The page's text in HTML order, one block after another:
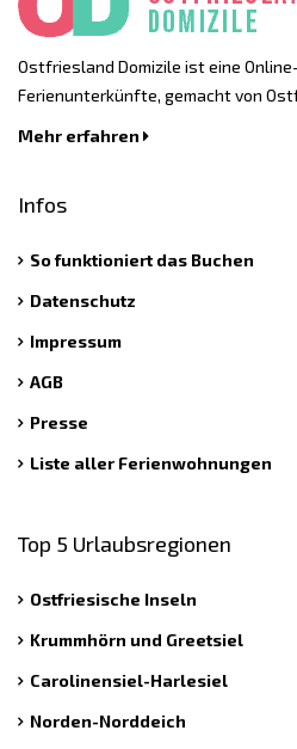
Ostfriesland Domizile ist eine
Ferienunterkünfte, gemacht von
Mehr erfahren
Infos
So funktioniert das Buchen
Datenschutz
Impressum
AGB
Presse
Liste aller Ferienwohnungen
Top 5 Urlaubsregionen
Ostfriesische Inseln
Krummhörn und Greetsiel
Carolinensiel-Harlesiel
Norden-Norddeich